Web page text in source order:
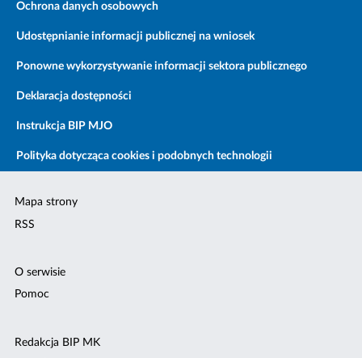
Ochrona danych osobowych
Udostępnianie informacji publicznej na wniosek
Ponowne wykorzystywanie informacji sektora publicznego
Deklaracja dostępności
Instrukcja BIP MJO
Polityka dotycząca cookies i podobnych technologii
Mapa strony
RSS
O serwisie
Pomoc
Redakcja BIP MK